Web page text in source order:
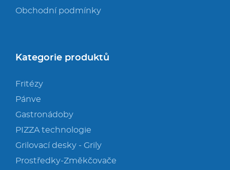
Obchodní podmínky
Kategorie produktů
Fritézy
Pánve
Gastronádoby
PIZZA technologie
Grilovací desky - Grily
Prostředky-Změkčovače